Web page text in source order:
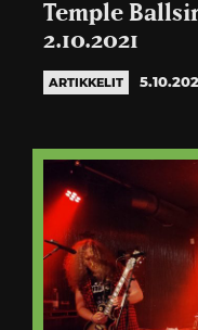
Temple
2.10.2021
ARTIKKELIT